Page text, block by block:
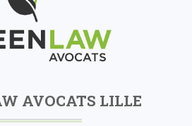
AVOCATS LILLE